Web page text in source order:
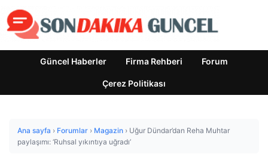
Güncel Haberler Firma Rehberi Forum
Çerez Politikası
Ana sayfa › Forumlar › Magazin › Uğur Dündar’dan Reha Muhtar
paylaşımı: ‘Ruhsal yıkıntıya uğradı’